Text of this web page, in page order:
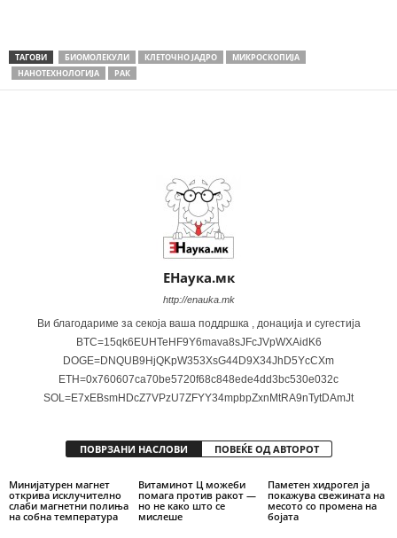
ТАГОВИ БИОМОЛЕКУЛИ КЛЕТОЧНО ЈАДРО
МИКРОСКОПИЈА
НАНОТЕХНОЛОГИЈА
РАК
ЕНаука.мк
http://enauka.mk
Ви благодариме за секоја ваша поддршка , донација и сугестија
BTC=15qk6EUHTeHF9Y6mava8sJFcJVpWXAidK6
DOGE=DNQUB9HjQKpW353XsG44D9X34JhD5YcCXm
ETH=0x760607ca70be5720f68c848ede4dd3bc530e032c
SOL=E7xEBsmHDcZ7VPzU7ZFYY34mpbpZxnMtRA9nTytDAmJt
ПОВРЗАНИ НАСЛОВИ ПОВЕЌЕ ОД АВТОРОТ
Минијатурен магнет
открива исклучително
слаби магнетни полиња
на собна температура
Витаминот Ц можеби
помага против ракот —
но не како што се
мислеше
Паметен хидрогел ја
покажува свежината на
месото со промена на
бојата